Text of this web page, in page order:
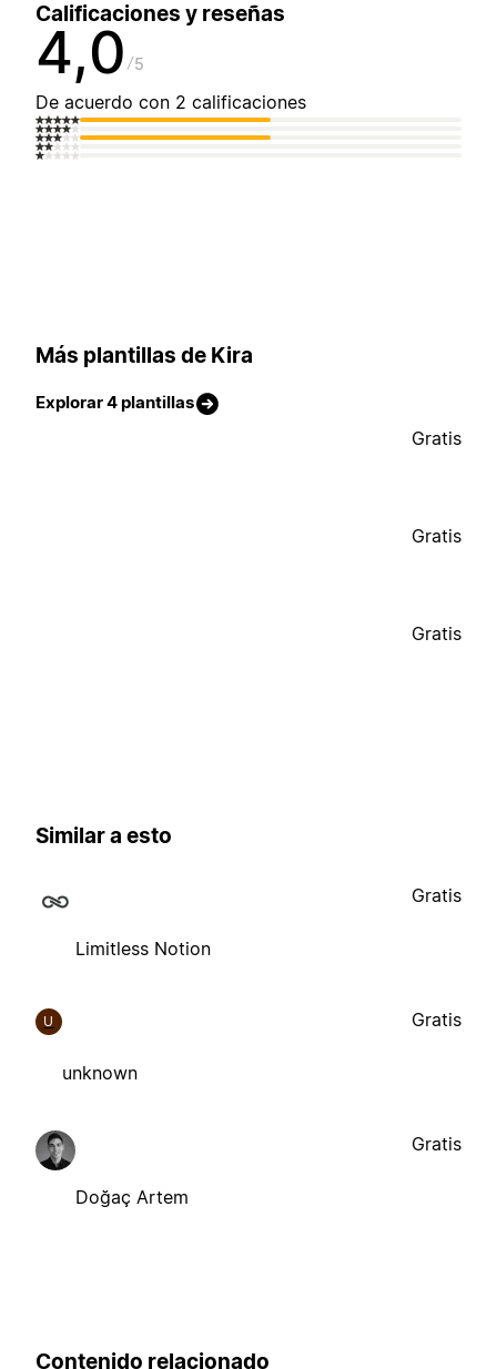
Calificaciones y reseñas
4,0 5
De acuerdo con 2 calificaciones
Más plantillas de Kira
Explorar 4 plantillas
Gratis
Gratis
Gratis
Similar a esto
Limitless Notion
Gratis
U
unknown
Gratis
Doğaç Artem
Gratis
Contenido relacionado